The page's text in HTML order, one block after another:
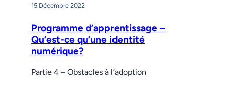
15 Décembre 2022
Programme d’apprentissage –
Qu’est-ce qu’une identité
numérique?
Partie 4 – Obstacles à l’adoption